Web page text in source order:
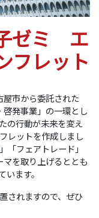
ゼミ エ
フレット
市から委託された
啓発事業」の一環とし
の行動が未来を変え
レットを作成しまし
「フェアトレード」
マを取り上げるととも
ます。
されますので、ぜひ